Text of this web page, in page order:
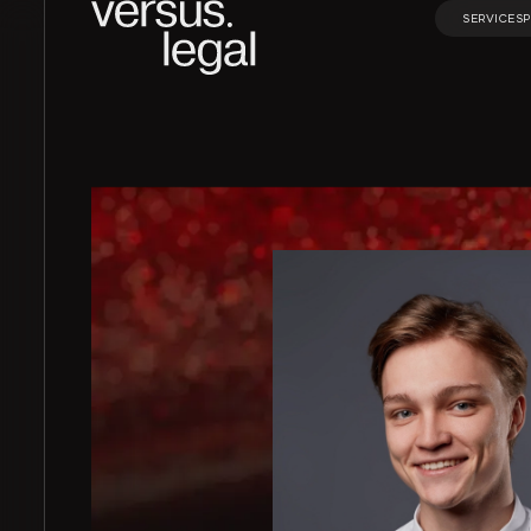
SERVICES
Интеллектуальная
собственность
проекты и
Архитектура
и проектирование
право и M&A
Банкротство Частные
Финансовое
банковское
право